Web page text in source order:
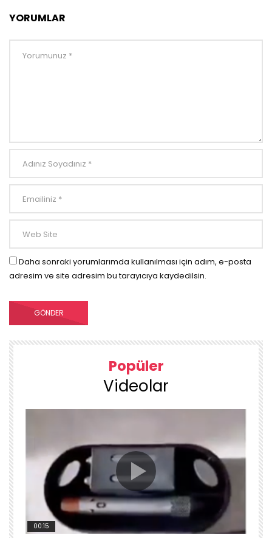
YORUMLAR
Daha sonraki yorumlarımda kullanılması için adım, e-posta
adresim ve site adresim bu tarayıcıya kaydedilsin.
Popüler
Videolar
00:15